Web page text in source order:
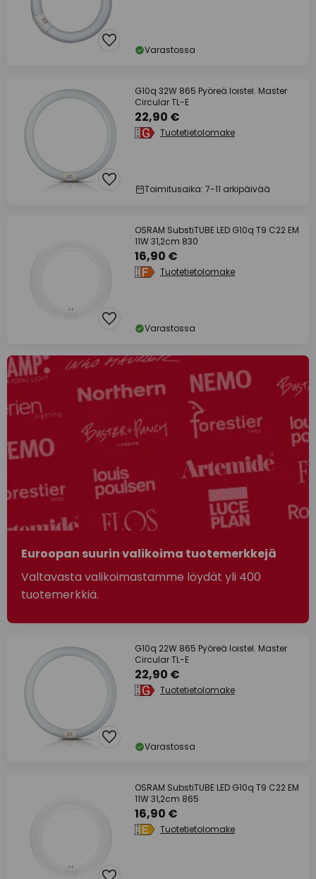
Varastossa
G10q 32W 865 Pyöreä loistel. Master
Circular TL-E
22,90 €
Tuotetietolomake
Toimitusaika: 7-11 arkipäivää
OSRAM SubstiTUBE LED G10q T9 C22 EM
11W 31,2cm 830
16,90 €
Tuotetietolomake
Varastossa
Euroopan suurin valikoima tuotemerkkejä
Valtavasta valikoimastamme löydät yli 400
tuotemerkkiä.
G10q 22W 865 Pyöreä loistel. Master
Circular TL-E
22,90 €
Tuotetietolomake
Varastossa
OSRAM SubstiTUBE LED G10q T9 C22 EM
11W 31,2cm 865
16,90 €
Tuotetietolomake